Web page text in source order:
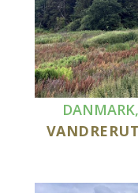
DANMARK,